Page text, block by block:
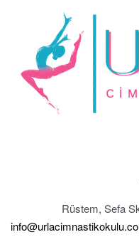
Rüstem, Sefa